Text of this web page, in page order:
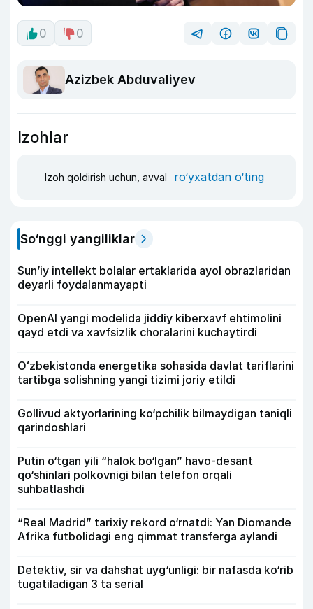
0 0
Azizbek Abduvaliyev
Izohlar
Izoh qoldirish uchun, avval ro‘yxatdan o‘ting
So‘nggi yangiliklar
Sun’iy intellekt bolalar ertaklarida ayol obrazlaridan
deyarli foydalanmayapti
OpenAI yangi modelida jiddiy kiberxavf ehtimolini
qayd etdi va xavfsizlik choralarini kuchaytirdi
Oʻzbekistonda energetika sohasida davlat tariflarini
tartibga solishning yangi tizimi joriy etildi
Gollivud aktyorlarining ko‘pchilik bilmaydigan taniqli
qarindoshlari
Putin o‘tgan yili “halok bo‘lgan” havo-desant
qo‘shinlari polkovnigi bilan telefon orqali
suhbatlashdi
“Real Madrid” tarixiy rekord o‘rnatdi: Yan Diomande
Afrika futbolidagi eng qimmat transferga aylandi
Detektiv, sir va dahshat uyg‘unligi: bir nafasda ko‘rib
tugatiladigan 3 ta serial